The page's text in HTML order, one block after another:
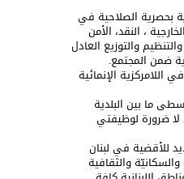
بحصرية الصلاحية في
، النقد، الأمن
والتوزيع العادل
ضمن المجتمع.
اللامركزية الإنمائية
ما بين البلدية
لا ضرورة لوظيفتي
للأقضية في لبنان
والثقافية